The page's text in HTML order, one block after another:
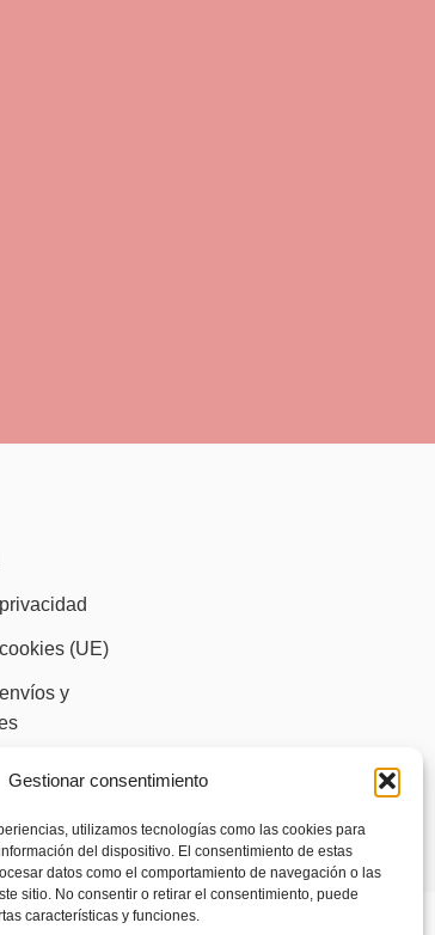
Gestionar consentimiento
utilizamos tecnologías como las cookies para
del dispositivo. El consentimiento de estas
datos como el comportamiento de navegación o las
sitio. No consentir o retirar el consentimiento, puede
características y funciones.
(UE)
y